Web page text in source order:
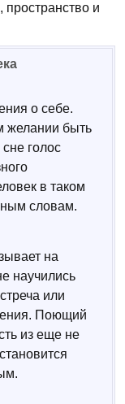
пространство и
о себе.
желании быть
голос
в таком
словам.
на
научились
или
Поющий
из еще не